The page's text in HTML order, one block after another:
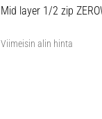
Mid layer 1/2 zip
Viimeisin alin hinta